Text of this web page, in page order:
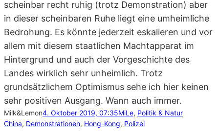
scheinbar recht ruhig (trotz Demonstration) aber
in dieser scheinbaren Ruhe liegt eine umheimliche
Bedrohung. Es könnte jederzeit eskalieren und vor
allem mit diesem staatlichen Machtapparat im
Hintergrund und auch der Vorgeschichte des
Landes wirklich sehr unheimlich. Trotz
grundsätzlichem Optimismus sehe ich hier keinen
sehr positiven Ausgang. Wann auch immer.
Milk&Lemon4. Oktober 2019, 07:35MiLe, Politik & Natur
China, Demonstrationen, Hong-Kong, Polizei